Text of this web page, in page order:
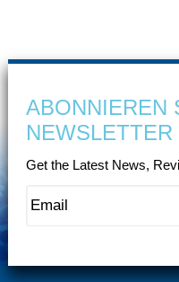
ABONNIEREN
NEWSLETTER
Get the Latest News,